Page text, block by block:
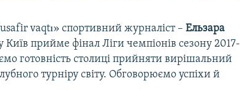
vaqtı» спортивний журналіст –Ельзара
Київ прийме фінал Ліги чемпіонів сезону 2017-
готовність столиці прийняти вирішальний
турніру світу. Обговорюємо успіхи й